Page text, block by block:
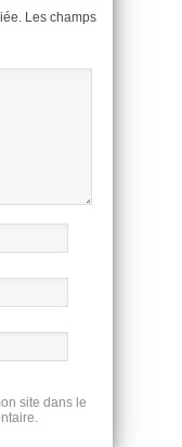
Les champs
site dans le